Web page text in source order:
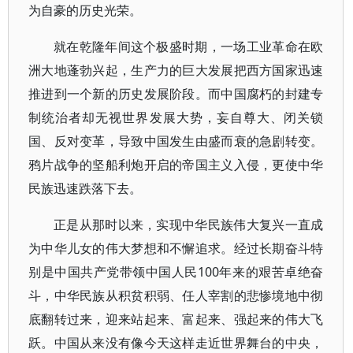
为自豪的历史光荣。
就在乾隆年间这个极盛时期，一场工业革命在欧
洲大地蓬勃兴起，生产力的巨大发展把西方国家迅速
推进到一个新的历史发展阶段。而中国腐朽的封建专
制统治者却无视世界发展大势，妄自尊大、闭关锁
国、反对变革，导致中国发生由盛而衰的急剧转变。
鸦片战争的坚船利炮开启的帝国主义入侵，更使中华
民族迅速跌落下去。
正是从那时以来，实现中华民族伟大复兴一直成
为中华儿女的伟大梦想和不懈追求。经过长期奋斗特
别是中国共产党带领中国人民100年来的艰苦卓绝奋
斗，中华民族从积贫积弱、任人宰割的悲惨境地中彻
底翻转过来，迎来站起来、富起来、强起来的伟大飞
跃。中国从来没有像今天这样走近世界舞台的中央，